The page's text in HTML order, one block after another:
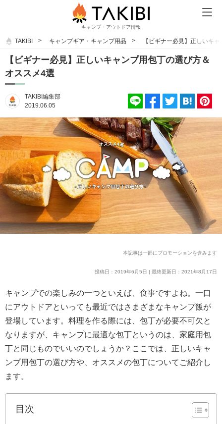
キャンプ・アウトドア情報
TAKIBI キャンプギア・キャンプ用品 【ビギナー必見】正しいキ
【ビギナー必見】正しいキャンプ用包丁の選び方＆
オススメ4選
TAKIBI編集部
2019.06.05
本記事は一部にプロモーションを含みます
投稿日：2019年6月5日 | 最終更新日：2021年8月17日
キャンプでの楽しみの一つといえば、食事ですよね。一口
にアウトドアといっても最近ではさまざまなキャンプ飯が
登場しています。料理を作る際には、包丁が必要不可欠と
なりますが、キャンプに最適な包丁というのは、家庭用包
丁と同じものでいいのでしょうか？ここでは、正しいキャ
ンプ用包丁の選び方や、オススメの包丁についてご紹介し
ます。
目次